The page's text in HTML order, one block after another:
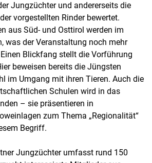
to main content
Jungzüchter und andererseits die
vorgestellten Rinder bewertet.
aus Süd- und Osttirol werden im
was der Veranstaltung noch mehr
Blickfang stellt die Vorführung
beweisen bereits die Jüngsten
im Umgang mit ihren Tieren. Auch die
Schulen wird in das
– sie präsentieren in
zum Thema „Regionalität“
Begriff.
Jungzüchter umfasst rund 150